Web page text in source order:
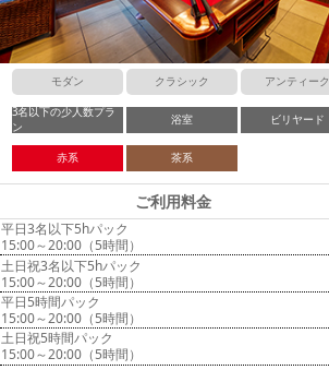
モダン クラシック アンティーク
3名以下の少人数プラ
ン
浴室 ビリヤード
赤系 茶系
ご利用料金
平日3名以下5hパック
15:00～20:00（5時間）
土日祝3名以下5hパック
15:00～20:00（5時間）
平日5時間パック
15:00～20:00（5時間）
土日祝5時間パック
15:00～20:00（5時間）